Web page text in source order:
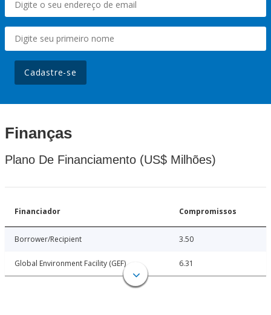
Cadastre-se
Finanças
Plano De Financiamento (US$ Milhões)
Financiador Compromissos
Borrower/Recipient 3.50
Global Environment Facility (GEF) 6.31